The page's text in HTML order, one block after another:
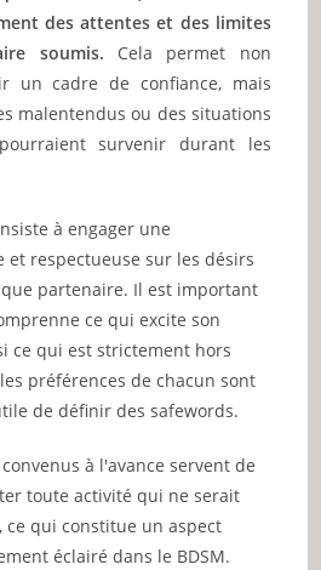
des attentes et des limites
soumis. Cela permet non
un cadre de confiance, mais
malentendus ou des situations
survenir durant les
à engager une
et respectueuse sur les désirs
partenaire. Il est important
ce qui excite son
ce qui est strictement hors
préférences de chacun sont
de définir des safewords.
à l'avance servent de
toute activité qui ne serait
ce qui constitue un aspect
éclairé dans le BDSM.